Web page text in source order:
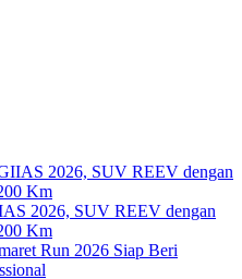
2026, SUV REEV dengan
Km